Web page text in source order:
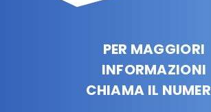
PER MAGGIORI
INFORMAZIONI
CHIAMA IL